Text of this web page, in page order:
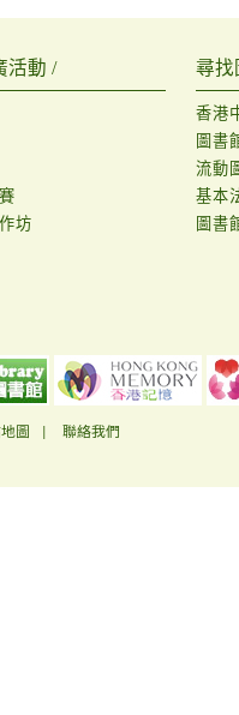
活動 /
坊
尋找
香港
圖書
流動
基本
圖書
圖 聯絡我們